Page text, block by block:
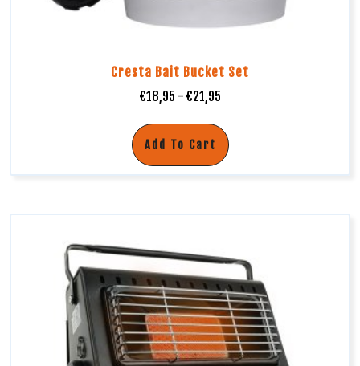
Cresta Bait Bucket Set
€18,95 - €21,95
Add To Cart